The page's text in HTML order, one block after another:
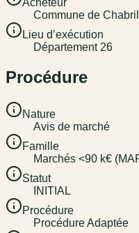
Acheteur
Commune de
Lieu d’exécution
Département 26
Procédure
Nature
Avis de marché
Famille
Marchés <90 k€
Statut
INITIAL
Procédure
Procédure Adaptée